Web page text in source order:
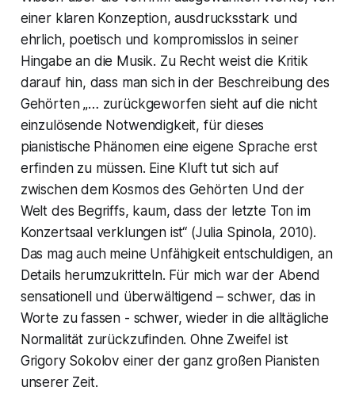
einer klaren Konzeption, ausdrucksstark und
ehrlich, poetisch und kompromisslos in seiner
Hingabe an die Musik. Zu Recht weist die Kritik
darauf hin, dass man sich in der Beschreibung des
Gehörten „… zurückgeworfen sieht auf die nicht
einzulösende Notwendigkeit, für dieses
pianistische Phänomen eine eigene Sprache erst
erfinden zu müssen. Eine Kluft tut sich auf
zwischen dem Kosmos des Gehörten Und der
Welt des Begriffs, kaum, dass der letzte Ton im
Konzertsaal verklungen ist“ (Julia Spinola, 2010).
Das mag auch meine Unfähigkeit entschuldigen, an
Details herumzukritteln. Für mich war der Abend
sensationell und überwältigend – schwer, das in
Worte zu fassen - schwer, wieder in die alltägliche
Normalität zurückzufinden. Ohne Zweifel ist
Grigory Sokolov einer der ganz großen Pianisten
unserer Zeit.